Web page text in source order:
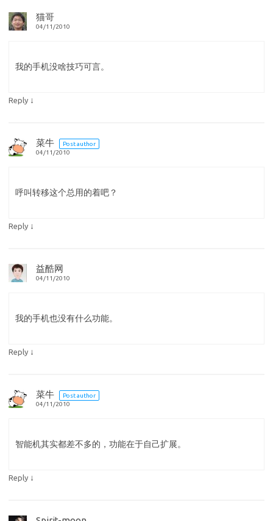
猫哥
04/11/2010
我的手机没啥技巧可言。
Reply ↓
菜牛
Post author
04/11/2010
呼叫转移这个总用的着吧？
Reply ↓
益酷网
04/11/2010
我的手机也没有什么功能。
Reply ↓
菜牛
Post author
04/11/2010
智能机其实都差不多的，功能在于自己扩展。
Reply ↓